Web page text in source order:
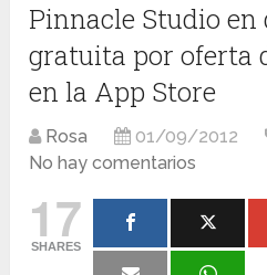
Pinnacle Studio en
gratuita por oferta
en la App Store
Rosa 01/09/2012
No hay comentarios
17
SHARES